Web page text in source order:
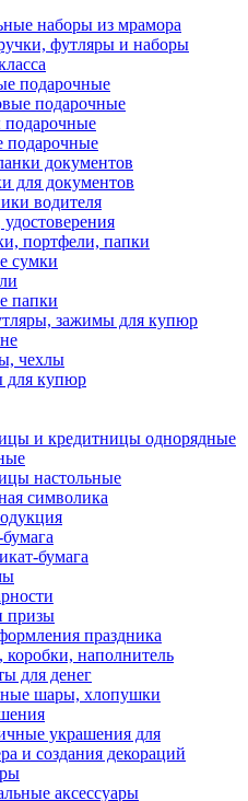
наборы из мрамора
футляры и наборы
подарочные
подарочные
подарочные
документов
для документов
водителя
портфели, папки
сумки
папки
зажимы для купюр
чехлы
для купюр
и кредитницы однорядные
настольные
символика
бумага
призы
праздника
коробки, наполнитель
для денег
шары, хлопушки
украшения для
и создания декораций
аксессуары